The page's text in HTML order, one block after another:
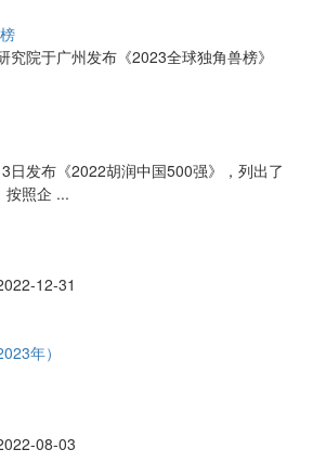
院于广州发布《2023全球独角兽榜》
日发布《2022胡润中国500强》，列出了
按照企 ...
12-31
年）
08-03